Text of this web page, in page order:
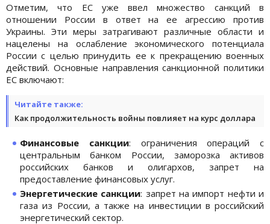
Отметим, что ЕС уже ввел множество санкций в
отношении России в ответ на ее агрессию против
Украины. Эти меры затрагивают различные области и
нацелены на ослабление экономического потенциала
России с целью принудить ее к прекращению военных
действий. Основные направления санкционной политики
ЕС включают:
Читайте также:
Как продолжительность войны повлияет на курс доллара
Финансовые санкции: ограничения операций с
центральным банком России, заморозка активов
российских банков и олигархов, запрет на
предоставление финансовых услуг.
Энергетические санкции: запрет на импорт нефти и
газа из России, а также на инвестиции в российский
энергетический сектор.